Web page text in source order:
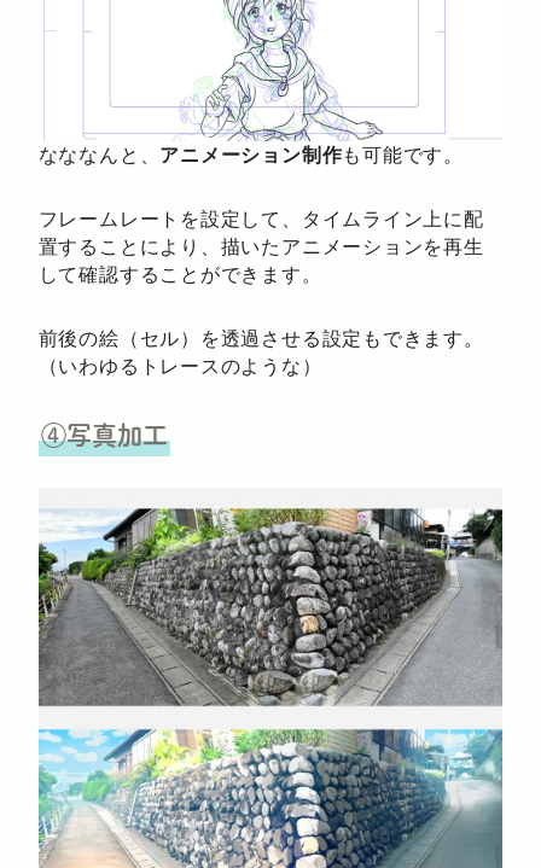
なななんと、 アニメーション制作も可能です。
フレームレートを設定して、タイムライン上に配
置することにより、描いたアニメーションを再生
して確認することができます。
前後の絵（セル）を透過させる設定もできます。
（いわゆるトレースのような）
④写真加工